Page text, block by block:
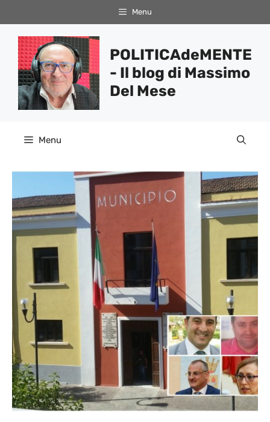
al
contenuto
Menu
POLITICAdeMENTE
- Il blog di Massimo
Del Mese
Menu